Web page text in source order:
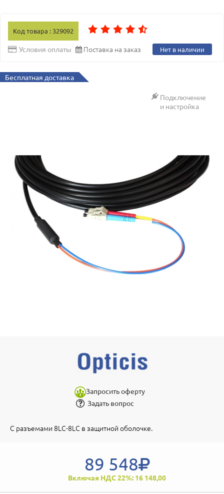
Код товара : 329092
Условия оплаты Поставка на заказ Нет в наличии
Бесплатная доставка
Подключение
и настройка
Запросить оферту
Задать вопрос
С разъемами 8LC-8LC в защитной оболочке.
89 548
Включая НДС 22%: 16 148,00